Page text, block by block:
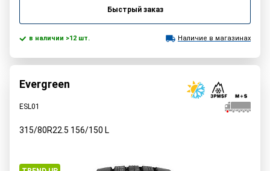
Быстрый заказ
в наличии >12 шт. Наличие в магазинах
Evergreen
ESL01
315/80R22.5 156/150 L